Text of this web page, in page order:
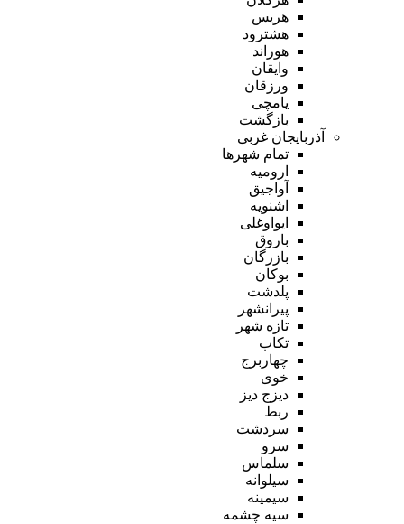
هریس
هشترود
هوراند
وایقان
ورزقان
یامچی
بازگشت
آذربایجان غربی
تمام شهر‌ها
ارومیه
آواجیق
اشنویه
ایواوغلی
باروق
بازرگان
بوکان
پلدشت
پیرانشهر
تازه شهر
تکاب
چهاربرج
خوی
دیزج دیز
ربط
سردشت
سرو
سلماس
سیلوانه
سیمینه
سیه چشمه